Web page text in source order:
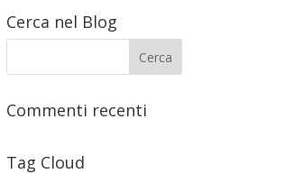
Cerca nel Blog
Commenti recenti
Tag Cloud